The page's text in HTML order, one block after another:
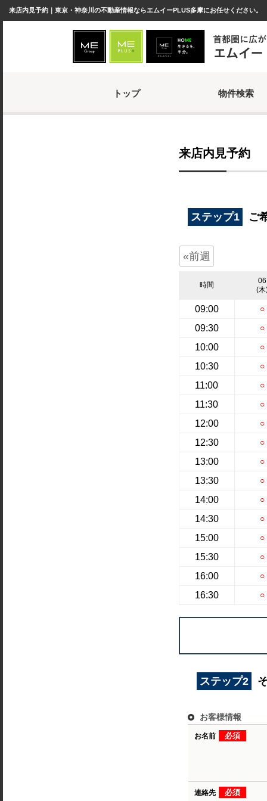
来店内見予約｜東京・神奈川の不動産情報ならエムイーPLUS多摩にお任せください。
トップ 物件検索
来店内見予約
ステップ1 ご
«前週
時間
09:00
09:30
10:00
10:30
11:00
11:30
12:00
12:30
13:00
13:30
14:00
14:30
15:00
15:30
16:00
16:30
06
(
○
○
○
○
○
○
○
○
○
○
○
○
○
○
○
○
ステップ2
お客様情報
お名前 必須
連絡先 必須